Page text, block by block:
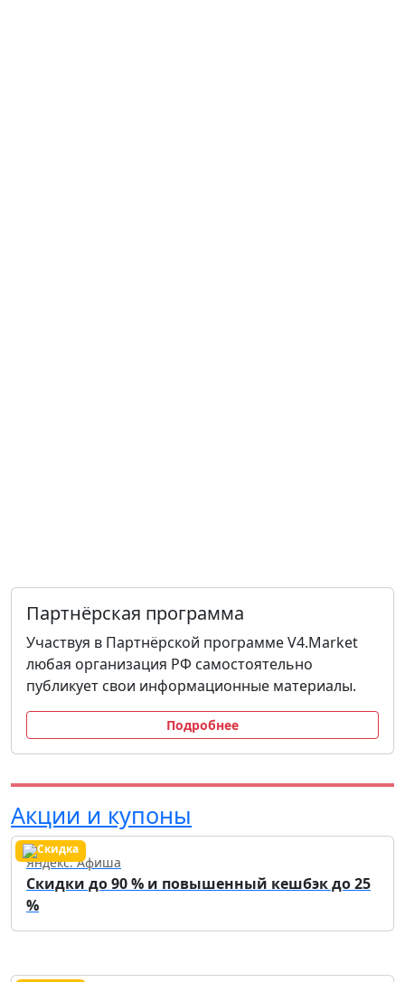
Партнёрская программа
Участвуя в Партнёрской программе V4.Market
любая организация РФ самостоятельно
публикует свои информационные материалы.
Подробнее
Акции и купоны
Яндекс. Афиша
Скидки до 90 % и повышенный кешбэк до 25
%